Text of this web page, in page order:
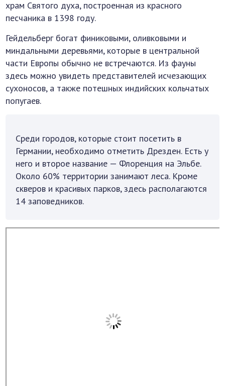
храм Святого духа, построенная из красного
песчаника в 1398 году.
Гейдельберг богат финиковыми, оливковыми и
миндальными деревьями, которые в центральной
части Европы обычно не встречаются. Из фауны
здесь можно увидеть представителей исчезающих
сухоносов, а также потешных индийских кольчатых
попугаев.
Среди городов, которые стоит посетить в
Германии, необходимо отметить Дрезден. Есть у
него и второе название — Флоренция на Эльбе.
Около 60% территории занимают леса. Кроме
скверов и красивых парков, здесь располагаются
14 заповедников.